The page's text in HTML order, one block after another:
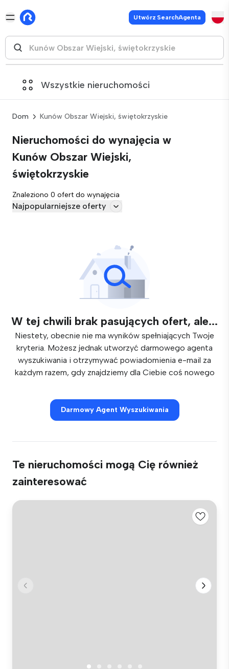
Utwórz SearchAgenta
Wszystkie nieruchomości
Dom Kunów Obszar Wiejski, świętokrzyskie
Nieruchomości do wynajęcia w
Kunów Obszar Wiejski,
świętokrzyskie
Znaleziono 0 ofert do wynajęcia
Najpopularniejsze oferty
W tej chwili brak pasujących ofert, ale...
Niestety, obecnie nie ma wyników spełniających Twoje
kryteria. Możesz jednak utworzyć darmowego agenta
wyszukiwania i otrzymywać powiadomienia e-mail za
każdym razem, gdy znajdziemy dla Ciebie coś nowego
Darmowy Agent Wyszukiwania
Te nieruchomości mogą Cię również
zainteresować